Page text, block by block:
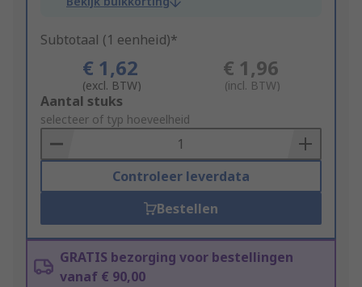
Subtotaal (1 eenheid)*
€ 1,62
(excl. BTW)
€ 1,96
(incl. BTW)
Add
to
Basket
Aantal stuks
selecteer of typ hoeveelheid
Controleer leverdata
Bestellen
GRATIS bezorging voor bestellingen
vanaf € 90,00